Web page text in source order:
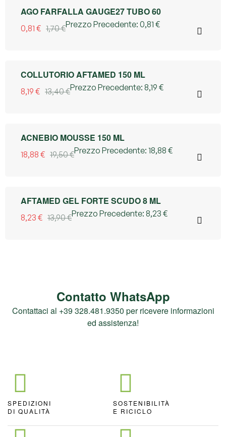
52% OFF
AGO FARFALLA GAUGE27 TUBO 60
1,70€
0,81 € Prezzo Precedente: 0,81 €
39% OFF
COLLUTORIO AFTAMED 150 ML
13,40€
8,19 € Prezzo Precedente: 8,19 €
3% OFF
ACNEBIO MOUSSE 150 ML
19,50€
18,88 € Prezzo Precedente: 18,88 €
41% OFF
AFTAMED GEL FORTE SCUDO 8 ML
13,90€
8,23 € Prezzo Precedente: 8,23 €
Contatto WhatsApp
Contattaci al +39 328.481.9350 per ricevere informazioni
ed assistenza!
SPEDIZIONI
DI QUALITÀ
SOSTENIBILITÀ
E RICICLO